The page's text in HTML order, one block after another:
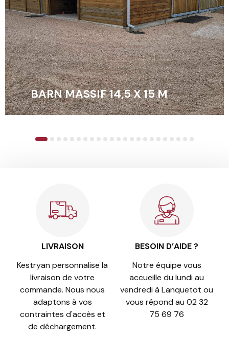
BARN MASSIF 14,5 X 15 M
EN SAVOIR +
345 6 7 8 9 1011121314151617181920212223
LIVRAISON
Kestryan personnalise la
livraison de votre
commande. Nous nous
adaptons à vos
contraintes d'accès et
de déchargement.
BESOIN D’AIDE ?
Notre équipe vous
accueille du lundi au
vendredi à Lanquetot ou
vous répond au 02 32
75 69 76